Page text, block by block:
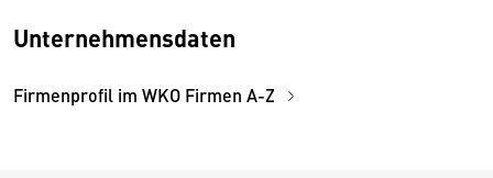
Unternehmensdaten
Firmenprofil im WKO Firmen A-Z